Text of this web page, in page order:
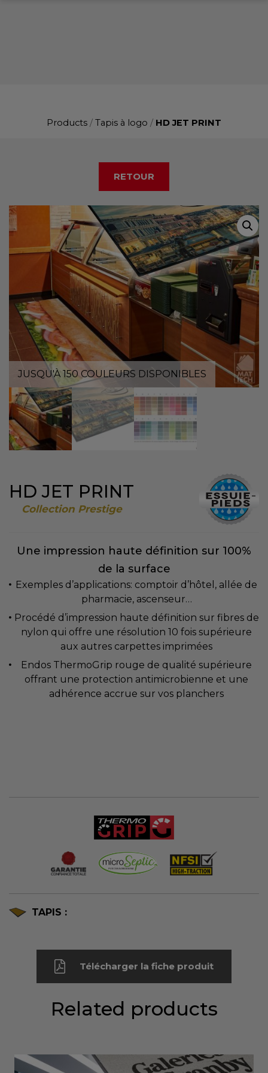
Products / Tapis à logo / HD JET PRINT
RETOUR
JUSQU'À 150 COULEURS DISPONIBLES
HD JET PRINT
Collection Prestige
Une impression haute définition sur 100%
de la surface
Exemples d’applications: comptoir d’hôtel, allée de
pharmacie, ascenseur…
Procédé d’impression haute définition sur fibres de
nylon qui offre une résolution 10 fois supérieure
aux autres carpettes imprimées
Endos ThermoGrip rouge de qualité supérieure
offrant une protection antimicrobienne et une
adhérence accrue sur vos planchers
TAPIS :
Télécharger la fiche produit
Related products